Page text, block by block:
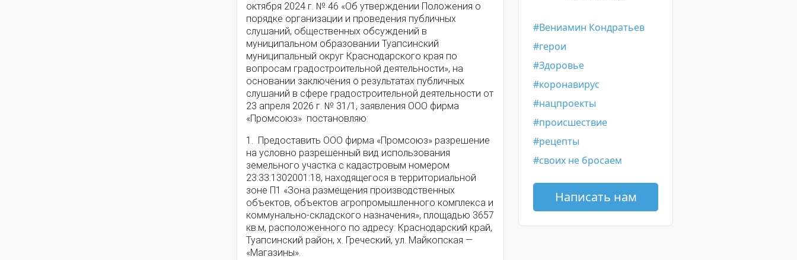
октября 2024 г. № 46 «Об утверждении Положения о
порядке организации и проведения публичных
слушаний, общественных обсуждений в
муниципальном образовании Туапсинский
муниципальный округ Краснодарского края по
вопросам градостроительной деятельности», на
основании заключения о результатах публичных
слушаний в сфере градостроительной деятельности от
23 апреля 2026 г. № 31/1, заявления ООО фирма
«Промсоюз» постановляю:
1. Предоставить ООО фирма «Промсоюз» разрешение
на условно разрешенный вид использования
земельного участка с кадастровым номером
23:33:1302001:18, находящегося в территориальной
зоне П1 «Зона размещения производственных
объектов, объектов агропромышленного комплекса и
коммунально-складского назначения», площадью 3657
кв.м, расположенного по адресу: Краснодарский край,
Туапсинский район, х. Греческий, ул. Майкопская —
«Магазины».
Вениамин Кондратьев
герои
Здоровье
коронавирус
нацпроекты
происшествие
рецепты
своих не бросаем
Написать нам